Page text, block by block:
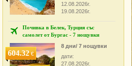
12.08.2026г.
19.08.2026г.
Почивка в Белек, Турция със
самолет от Бургас - 7 нощувки
604.32€
8 дни/ 7 нощувки
дати:
27.08.2026г.